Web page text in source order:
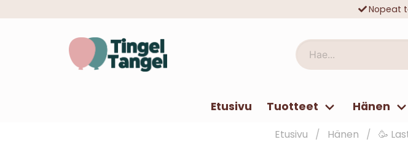
Nopeat
Hae...
Etusivu Tuotteet Hänen
Etusivu Hänen 🥳